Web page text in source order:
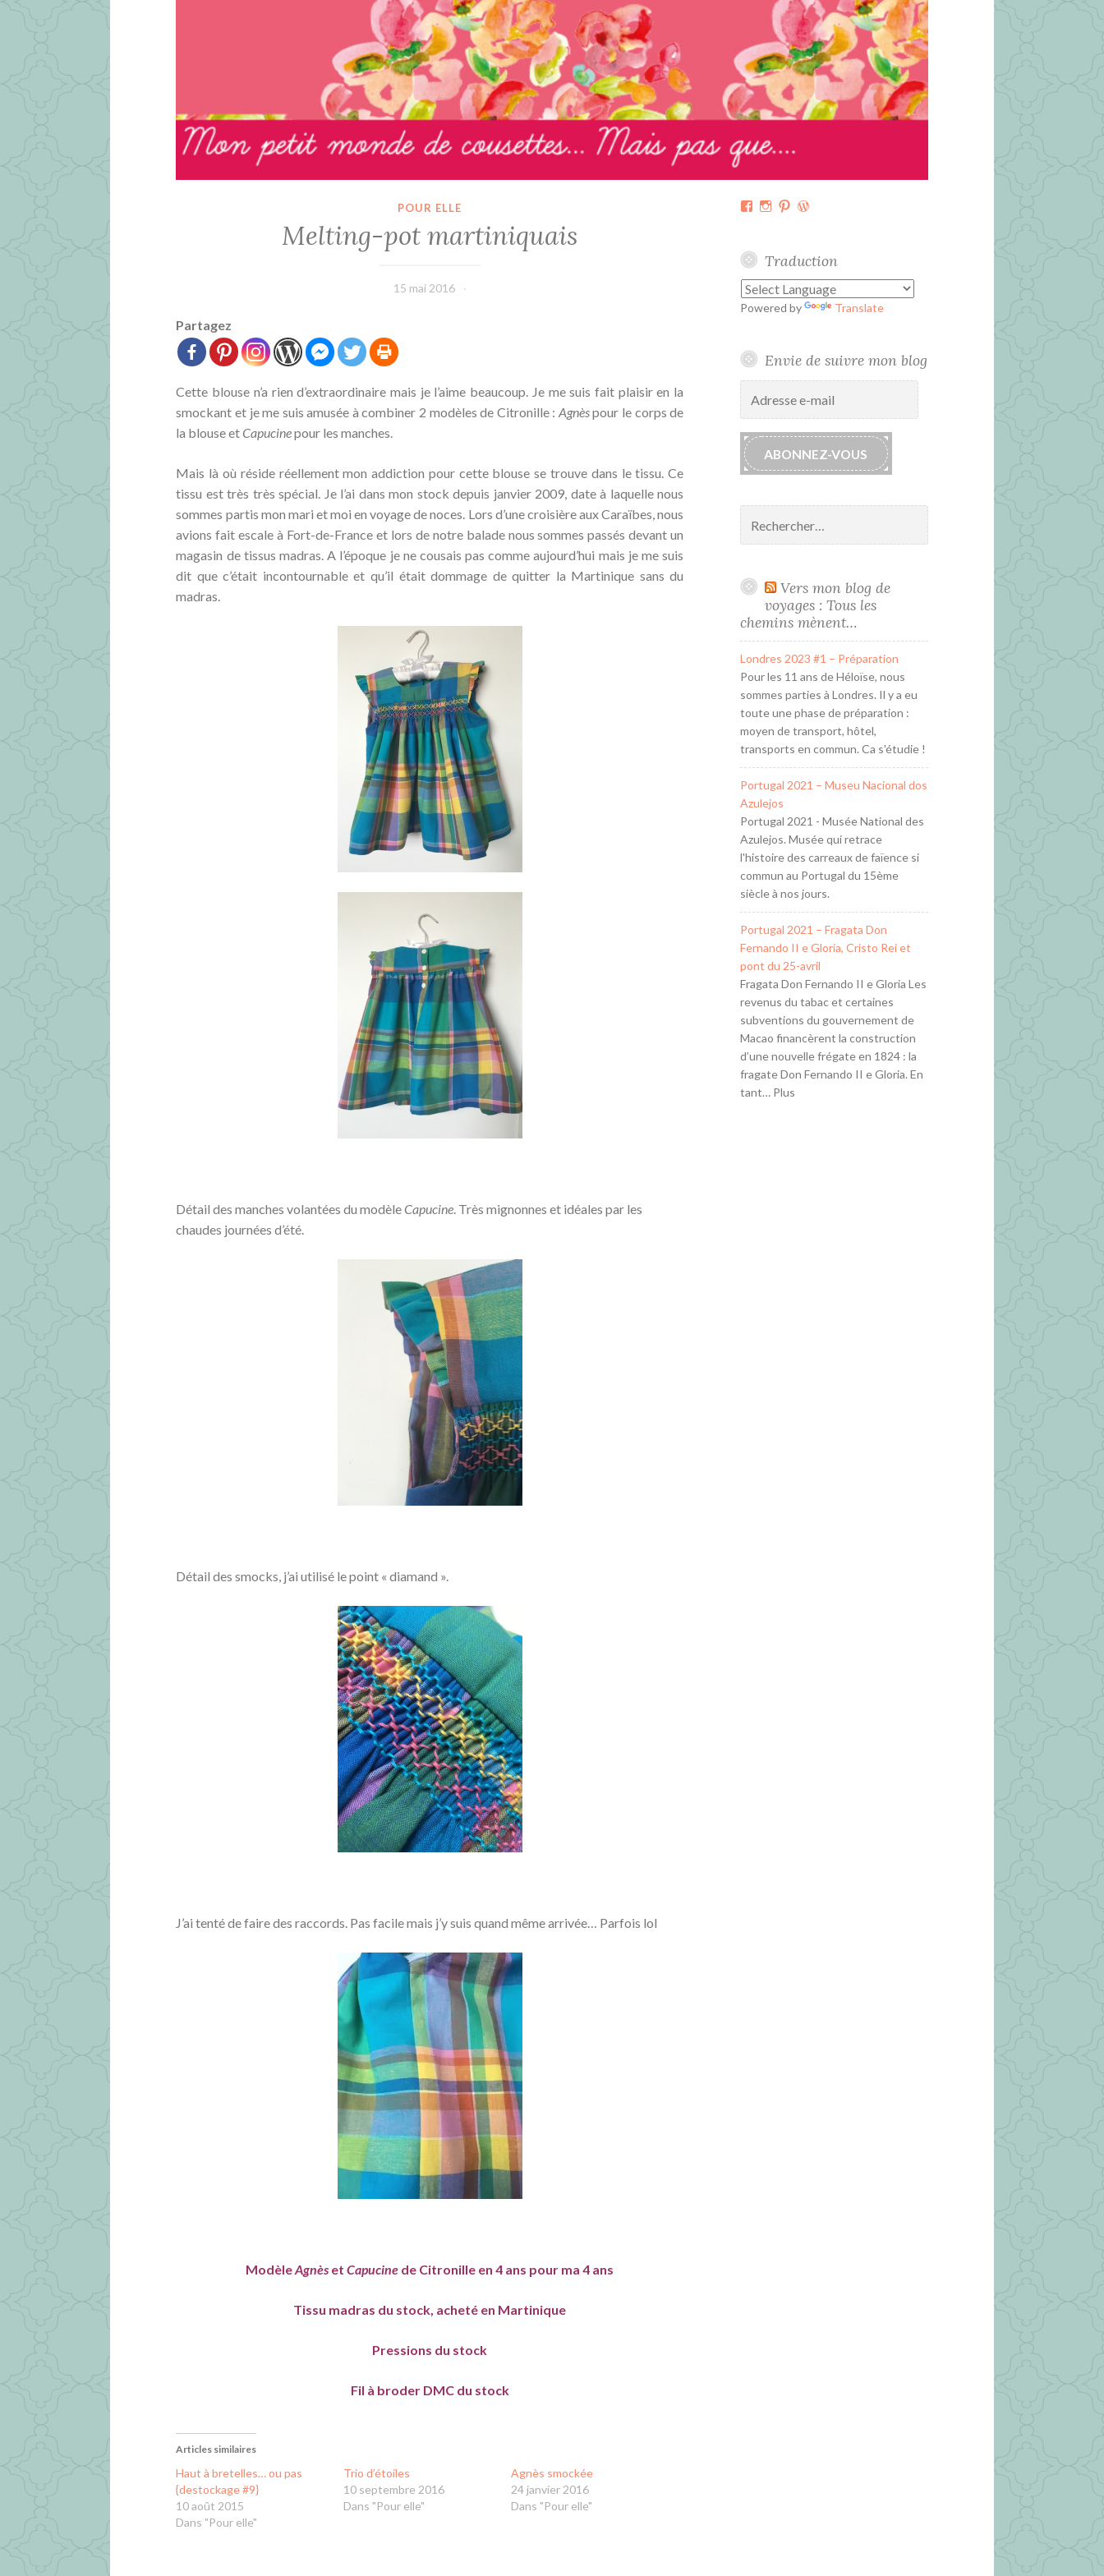
POUR ELLE
Melting-pot martiniquais
15 mai 2016
Partagez
Cette blouse n’a rien d’extraordinaire mais je l’aime beaucoup. Je me suis fait plaisir en la
smockant et je me suis amusée à combiner 2 modèles de Citronille : Agnèspour le corps de
la blouse etCapucinepour les manches.
Mais là où réside réellement mon addiction pour cette blouse se trouve dans le tissu. Ce
tissu est très très spécial. Je l’ai dans mon stock depuis janvier 2009, date à laquelle nous
sommes partis mon mari et moi en voyage de noces. Lors d’une croisière aux Caraïbes, nous
avions fait escale à Fort-de-France et lors de notre balade nous sommes passés devant un
magasin de tissus madras. A l’époque je ne cousais pas comme aujourd’hui mais je me suis
dit que c’était incontournable et qu’il était dommage de quitter la Martinique sans du
madras.
Détail des manches volantées du modèleCapucine . Très mignonnes et idéales par les
chaudes journées d’été.
Détail des smocks, j’ai utilisé le point « diamand ».
J’ai tenté de faire des raccords. Pas facile mais j’y suis quand même arrivée… Parfois lol
ModèleAgnès etCapucine de Citronille en 4 ans pour ma 4 ans
Tissu madras du stock, acheté en Martinique
Pressions du stock
Fil à broder DMC du stock
Articles similaires
Haut à bretelles… ou pas
{destockage #9}
10 août 2015
Dans "Pour elle"
Trio d’étoiles
10 septembre 2016
Dans "Pour elle"
Agnès smockée
24 janvier 2016
Dans "Pour elle"
Facebook
Instagram
PinterestWordPress.org
Traduction
Powered by Translate
Envie de suivre mon blog
ABONNEZ-VOUS
Vers mon blog de
voyages : Tous les
chemins mènent…
Londres 2023 #1 – Préparation
Pour les 11 ans de Héloïse, nous
sommes parties à Londres. Il y a eu
toute une phase de préparation :
moyen de transport, hôtel,
transports en commun. Ca s'étudie !
Portugal 2021 – Museu Nacional dos
Azulejos
Portugal 2021 - Musée National des
Azulejos. Musée qui retrace
l'histoire des carreaux de faïence si
commun au Portugal du 15ème
siècle à nos jours.
Portugal 2021 – Fragata Don
Fernando II e Gloria, Cristo Rei et
pont du 25-avril
Fragata Don Fernando II e Gloria Les
revenus du tabac et certaines
subventions du gouvernement de
Macao financèrent la construction
d’une nouvelle frégate en 1824 : la
fragate Don Fernando II e Gloria. En
tant… Plus